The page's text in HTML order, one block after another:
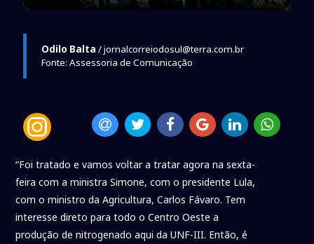
Odilo Balta / jornalcorreiodosul@terra.com.br
Fonte: Assessoria de Comunicação
“Foi tratado e vamos voltar a tratar agora na sexta-
feira com a ministra Simone, com o presidente Lula,
com o ministro da Agricultura, Carlos Fávaro. Tem
interesse direto para todo o Centro Oeste a
produção de nitrogenado aqui da UNF-III. Então, é